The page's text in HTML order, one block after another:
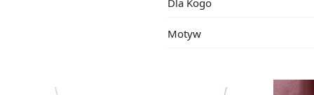
Dla Kogo
Motyw